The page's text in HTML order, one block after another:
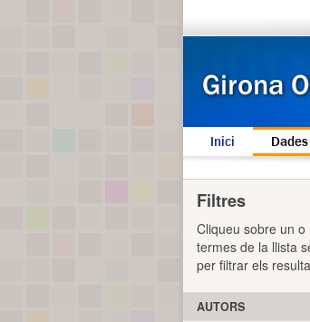
Inici Dades
Filtres
Cliqueu sobre un o
termes de la llista
per filtrar els
AUTORS